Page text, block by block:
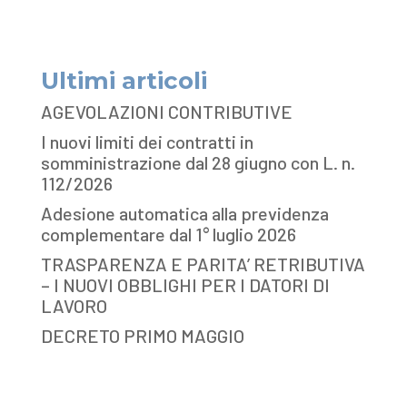
Ultimi articoli
AGEVOLAZIONI CONTRIBUTIVE
I nuovi limiti dei contratti in
somministrazione dal 28 giugno con L. n.
112/2026
Adesione automatica alla previdenza
complementare dal 1° luglio 2026
TRASPARENZA E PARITA’ RETRIBUTIVA
– I NUOVI OBBLIGHI PER I DATORI DI
LAVORO
DECRETO PRIMO MAGGIO